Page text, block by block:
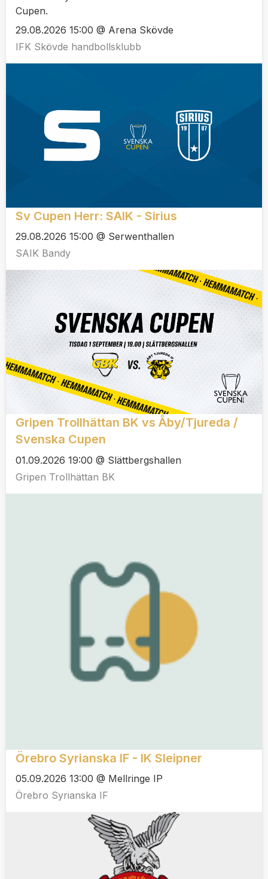
Cupen.
29.08.2026 15:00 @ Arena Skövde
IFK Skövde handbollsklubb
Sv Cupen Herr: SAIK - Sirius
29.08.2026 15:00 @ Serwenthallen
SAIK Bandy
Gripen Trollhättan BK vs Åby/Tjureda /
Svenska Cupen
01.09.2026 19:00 @ Slättbergshallen
Gripen Trollhättan BK
Örebro Syrianska IF - IK Sleipner
05.09.2026 13:00 @ Mellringe IP
Örebro Syrianska IF